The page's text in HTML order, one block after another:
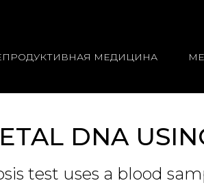
МЕДИЦИНА
DNA
test uses a blood